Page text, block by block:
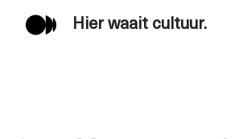
Hier waait cultuur.